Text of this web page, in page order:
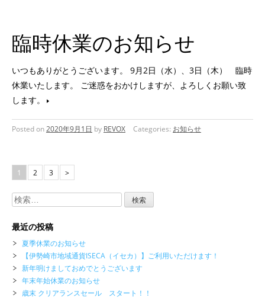
臨時休業のお知らせ
いつもありがとうございます。 9月2日（水）、3日（木） 臨時
休業いたします。 ご迷惑をおかけしますが、よろしくお願い致
します。
Posted on2020年9月1日 by REVOX Categories: お知らせ
1 2 3 >
検
最近の投稿
夏季休業のお知らせ
【伊勢崎市地域通貨ISECA（イセカ）】ご利用いただけます！
新年明けましておめでとうございます
年末年始休業のお知らせ
歳末 クリアランスセール スタート！！